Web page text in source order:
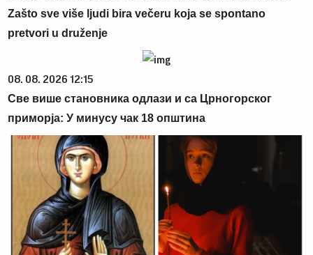
Zašto sve više ljudi bira večeru koja se spontano
pretvori u druženje
08. 08. 2026 12:15
Све више становника одлази и са Црногорског
приморја: У минусу чак 18 општина